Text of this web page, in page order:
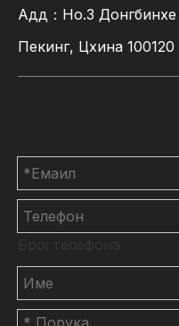
Адд：Но.3
Пекинг, Цхина 100120